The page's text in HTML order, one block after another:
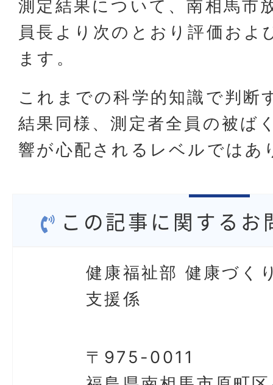
測定結果について、南相馬市
員長より次のとおり評価およ
ます。
これまでの科学的知識で判断
結果同様、測定者全員の被ば
響が心配されるレベルではあ
この記事に関するお
健康福祉部 健康づく
支援係
〒975-0011